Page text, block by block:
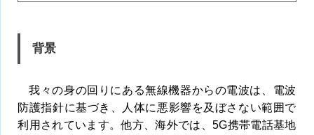
背景
我々の身の回りにある無線機器からの電波は、電波
防護指針に基づき、人体に悪影響を及ぼさない範囲で
利用されています。他方、海外では、5G携帯電話基地